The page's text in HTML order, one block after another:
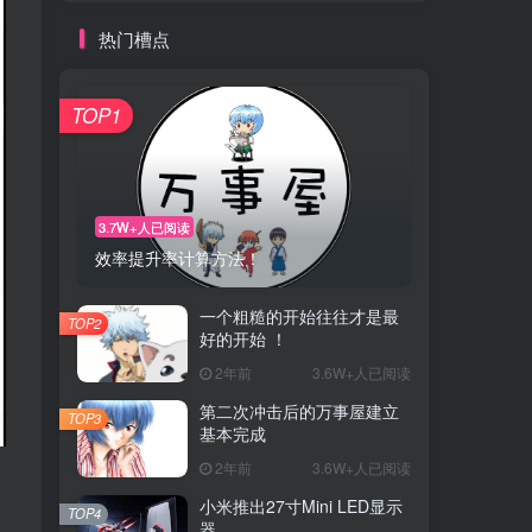
热门槽点
3.7W+人已阅读
效率提升率计算方法！
TOP1
一个粗糙的开始往往才是最
好的开始 ！
2年前 3.6W+人已阅读
TOP2
第二次冲击后的万事屋建立
基本完成
2年前 3.6W+人已阅读
TOP3
小米推出27寸Mini LED显示
TOP4